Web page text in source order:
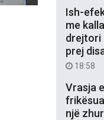
Ish-
me
drejtori
prej
18:58
Vrasja
një